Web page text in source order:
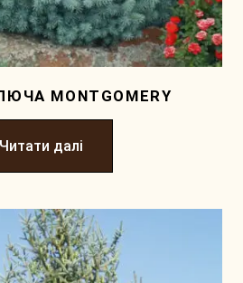
MONTGOMERY
Читати далі